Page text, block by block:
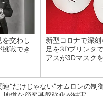
交わし
戦でき
新型コロナで深刻
足を3Dプリンタ
アスが3Dマスク
連“だけじゃない”オムロンの制
地道な顧客基盤強化が結実